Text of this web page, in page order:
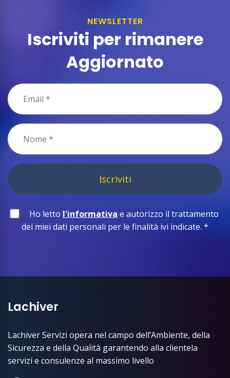
NEWSLETTER
Iscriviti per rimanere
Aggiornato
Iscriviti
Ho letto l'informativa e autorizzo il trattamento
dei miei dati personali per le finalità ivi indicate. *
Lachiver
Lachiver Servizi opera nel campo dell’Ambiente, della
Sicurezza e della Qualità garantendo alla clientela
servizi e consulenze al massimo livello